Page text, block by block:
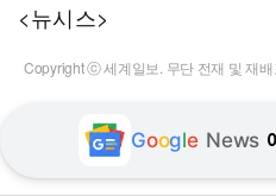
<뉴시스>
Copyright ⓒ 세계일보. 무단 전재 및 재배
Google News